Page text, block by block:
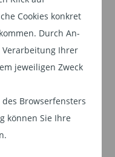
Cookies konkret
Durch An-
Ihrer
jeweiligen Zweck
Browserfensters
können Sie Ihre